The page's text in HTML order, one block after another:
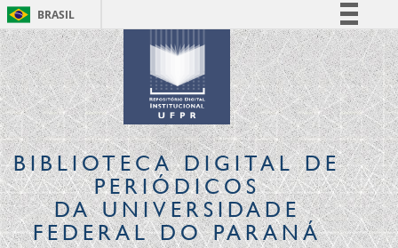
BRASIL
Simplifique!
Comunica BR
Participe
Acesso à informação
Legislação
Canais
BIBLIOTECA DIGITALDE
PERIÓDICOS
DA UNIVERSIDADE
FEDERAL DO PARANÁ